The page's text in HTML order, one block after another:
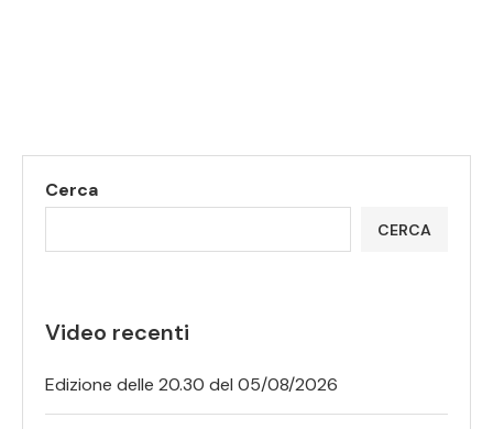
Cerca
CERCA
Video recenti
Edizione delle 20.30 del 05/08/2026